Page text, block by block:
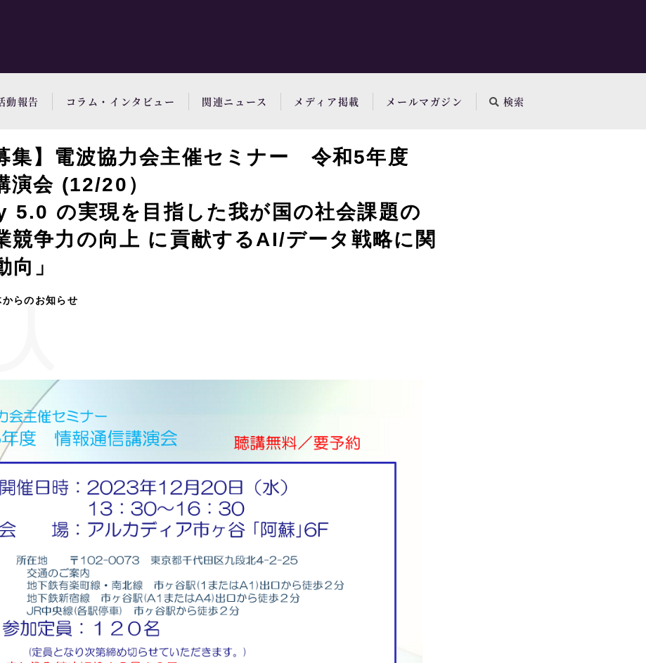
動報告 コラム・インタビュー 関連ニュース メディア掲載 メールマガジン 検索
集】電波協力会主催セミナー 令和5年度
演会 (12/20）
5.0 の実現を目指した我が国の社会課題の
競争力の向上 に貢献するAI/データ戦略に関
向」
らのお知らせ